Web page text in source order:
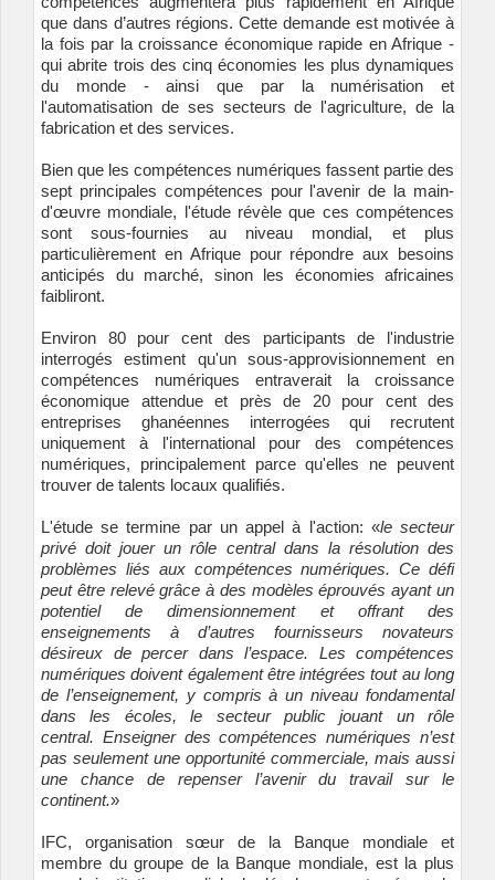
que dans d’autres régions. Cette demande est motivée à
la fois par la croissance économique rapide en Afrique -
qui abrite trois des cinq économies les plus dynamiques
du monde - ainsi que par la numérisation et
l'automatisation de ses secteurs de l'agriculture, de la
fabrication et des services.
Bien que les compétences numériques fassent partie des
sept principales compétences pour l'avenir de la main-
d'œuvre mondiale, l'étude révèle que ces compétences
sont sous-fournies au niveau mondial, et plus
particulièrement en Afrique pour répondre aux besoins
anticipés du marché, sinon les économies africaines
faibliront.
Environ 80 pour cent des participants de l'industrie
interrogés estiment qu'un sous-approvisionnement en
compétences numériques entraverait la croissance
économique attendue et près de 20 pour cent des
entreprises ghanéennes interrogées qui recrutent
uniquement à l'international pour des compétences
numériques, principalement parce qu'elles ne peuvent
trouver de talents locaux qualifiés.
L'étude se termine par un appel à l'action: «le secteur
privé doit jouer un rôle central dans la résolution des
problèmes liés aux compétences numériques. Ce défi
peut être relevé grâce à des modèles éprouvés ayant un
potentiel de dimensionnement et offrant des
enseignements à d’autres fournisseurs novateurs
désireux de percer dans l’espace. Les compétences
numériques doivent également être intégrées tout au long
de l’enseignement, y compris à un niveau fondamental
dans les écoles, le secteur public jouant un rôle
central. Enseigner des compétences numériques n’est
pas seulement une opportunité commerciale, mais aussi
une chance de repenser l’avenir du travail sur le
continent.»
IFC, organisation sœur de la Banque mondiale et
membre du groupe de la Banque mondiale, est la plus